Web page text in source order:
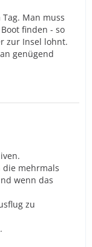
Man muss
finden - so
zur Insel lohnt.
genügend
mehrmals
wenn das
zu